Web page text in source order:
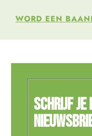
WORD EEN